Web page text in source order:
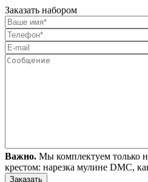
Заказать набором
Важно. Мы комплектуем только
крестом: нарезка мулине DMC,